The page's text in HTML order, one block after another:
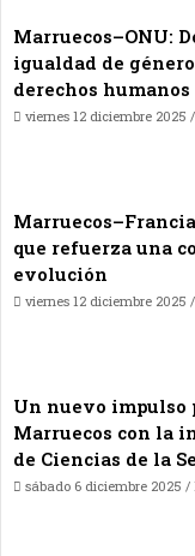
Marruecos–ONU:
igualdad de
derechos humanos
viernes 12 diciembre 2025 /
que refuerza una
evolución
viernes 12 diciembre 2025
Un nuevo impulso
Marruecos con la
de Ciencias de la
sábado 6 diciembre 2025 /